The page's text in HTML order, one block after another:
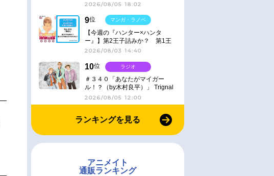
2026/08/05 18:02
9位
【今週の『ハンター×ハンタ
ー』】第2王子詰みか？ 第1王
子と第4王子が対峙「発令」＜
2026/08/03 14:40
マンガ・ラノベ
10位
＃３４０「あなたがマイガー
ル！？（by木村良平）」 Trignal
のキラキラ☆ビートＲ
2026/08/05 12:00
ラジオ
ランキングを見る
アニメイト
通販ランキング